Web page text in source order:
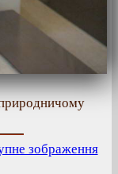
зображення